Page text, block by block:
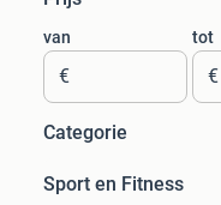
van
€
tot
€
Categorie
Sport en Fitness